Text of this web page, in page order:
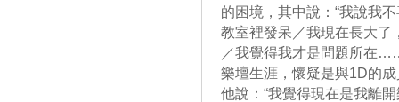
的困境，其中說：“我說我
教室裡發呆／我現在長大了
／我覺得我才是問題所在
樂壇生涯，懷疑是與1D的
他說：“我覺得現在是我離